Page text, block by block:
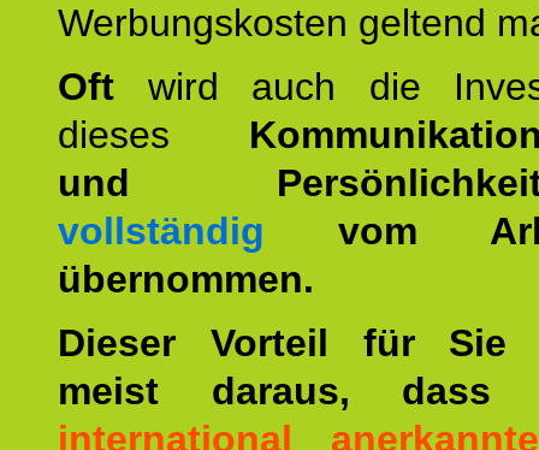
Werbungskosten geltend
Oft wird auch die
dieses
und
vollständig vom
übernommen.
Dieser Vorteil für Sie
meist daraus,
international